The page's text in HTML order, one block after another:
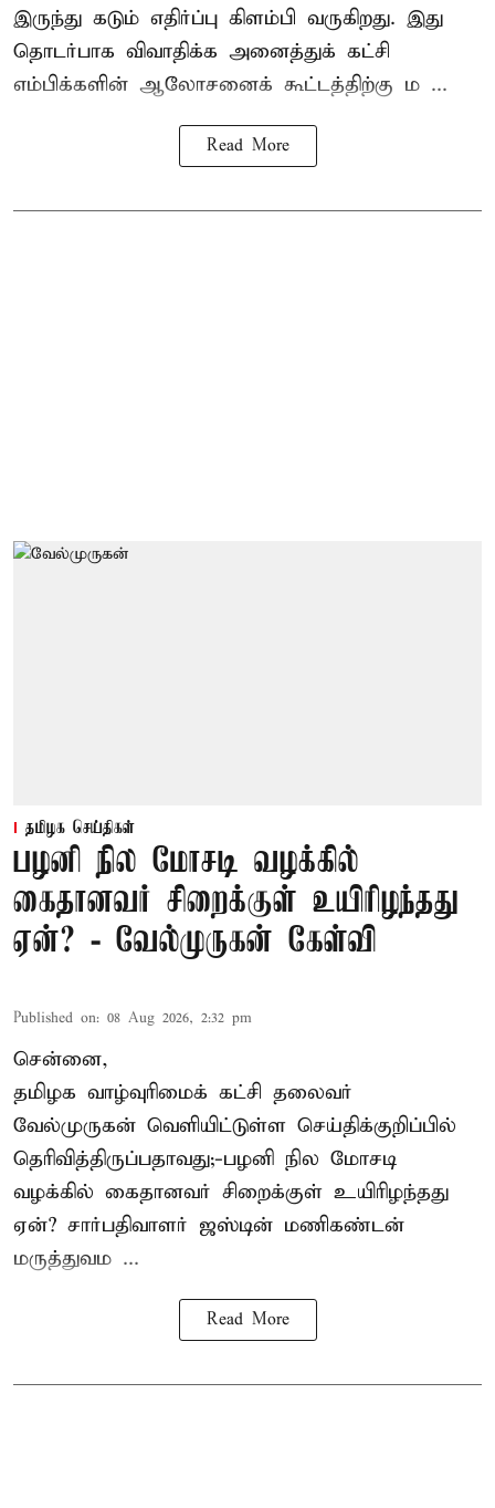
இருந்து கடும் எதிர்ப்பு கிளம்பி வருகிறது. இது
தொடர்பாக விவாதிக்க அனைத்துக் கட்சி
எம்பிக்களின் ஆலோசனைக் கூட்டத்திற்கு ம ...
Read More
தமிழக செய்திகள்
பழனி நில மோசடி வழக்கில்
கைதானவர் சிறைக்குள் உயிரிழந்தது
ஏன்? - வேல்முருகன் கேள்வி
Published on: 08 Aug 2026, 2:32 pm
சென்னை,
தமிழக வாழ்வுரிமைக் கட்சி தலைவர்
வேல்முருகன் வெளியிட்டுள்ள செய்திக்குறிப்பில்
தெரிவித்திருப்பதாவது;-பழனி நில மோசடி
வழக்கில் கைதானவர் சிறைக்குள் உயிரிழந்தது
ஏன்? சார்பதிவாளர் ஜஸ்டின் மணிகண்டன்
மருத்துவம ...
Read More